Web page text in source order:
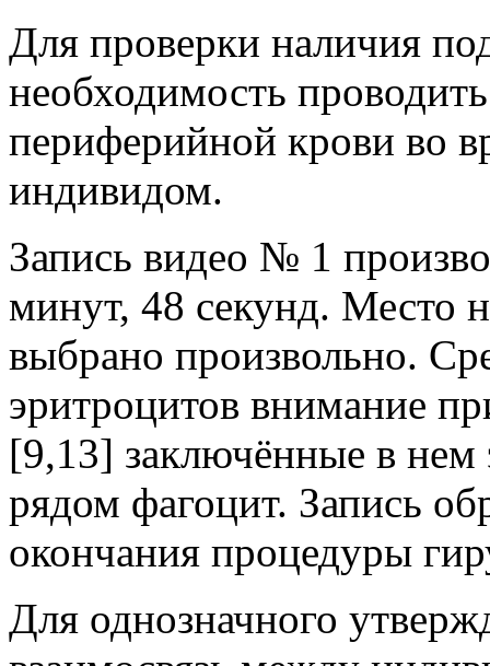
Для проверки наличия
необходимость
периферийной крови во
индивидом.
Запись видео № 1
минут, 48 секунд. Место
выбрано произвольно.
эритроцитов внимание
[9,13] заключённые в
рядом фагоцит. Запись
окончания процедуры
Для однозначного